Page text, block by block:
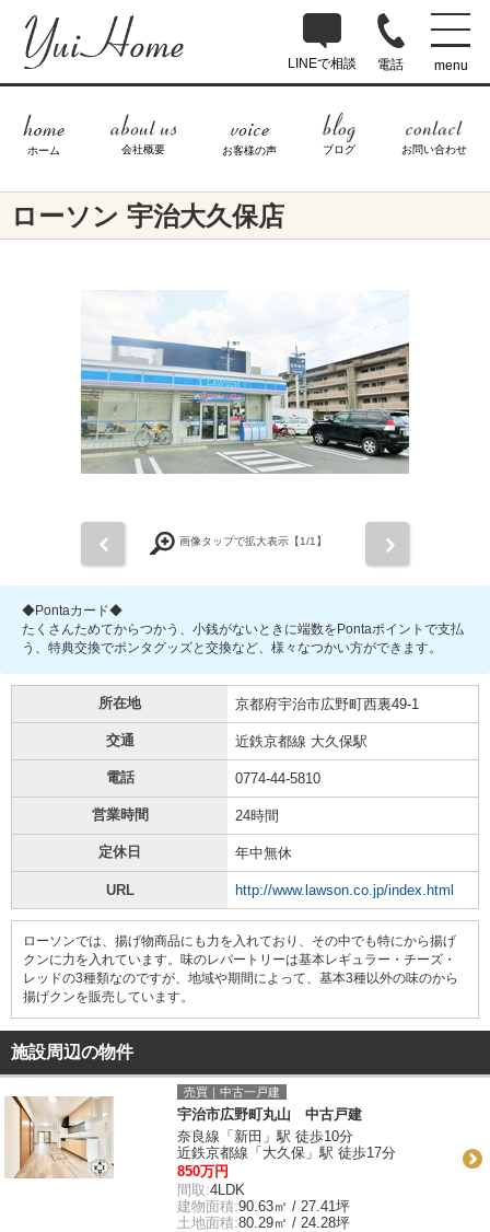
LINEで相談 電話 menu
ホーム 会社概要 お客様の声 ブログ お問い合わせ
ローソン 宇治大久保店
画像タップで拡大表示【1/1】
◆Pontaカード◆
たくさんためてからつかう、小銭がないときに端数をPontaポイントで支払
う、特典交換でポンタグッズと交換など、様々なつかい方ができます。
所在地 京都府宇治市広野町西裏49-1
交通 近鉄京都線 大久保駅
電話 0774-44-5810
営業時間 24時間
定休日 年中無休
URL http://www.lawson.co.jp/index.html
ローソンでは、揚げ物商品にも力を入れており、その中でも特にから揚げ
クンに力を入れています。味のレパートリーは基本レギュラー・チーズ・
レッドの3種類なのですが、地域や期間によって、基本3種以外の味のから
揚げクンを販売しています。
施設周辺の物件
売買｜中古一戸建
宇治市広野町丸山 中古戸建
奈良線「新田」駅 徒歩10分
近鉄京都線「大久保」駅 徒歩17分
850万円
間取:4LDK
建物面積:90.63㎡ / 27.41坪
土地面積:80.29㎡ / 24.28坪